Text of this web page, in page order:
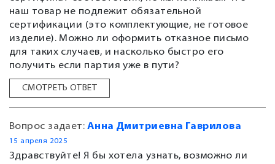
наш товар не подлежит обязательной
сертификации (это комплектующие, не готовое
изделие). Можно ли оформить отказное письмо
для таких случаев, и насколько быстро его
получить если партия уже в пути?
СМОТРЕТЬ ОТВЕТ
Вопрос задает: Анна Дмитриевна Гаврилова
15 апреля 2025
Здравствуйте! Я бы хотела узнать, возможно ли